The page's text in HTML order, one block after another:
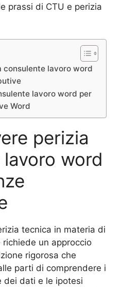
prassi di CTU e perizia
consulente lavoro word
lavoro word per
Word
perizia
word
tecnica in materia di
un approccio
rigorosa che
parti di comprendere i
dei dati e le ipotesi